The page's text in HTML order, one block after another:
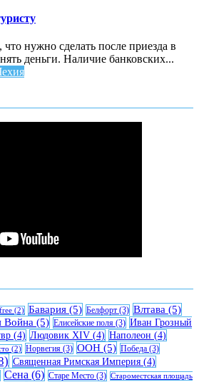
нужно сделать после приезда в
деньги. Наличие банковских...
(2) Бавария (5) Белфорт (3) Влтава (5)
Война (5) Елисейские поля (3) Иван Грозный
(4) Людовик XIV (4) Наполеон (4)
(2) Норвегия (3) ООН (5) Победа (3)
Священная Римская Империя (4)
Сена (6) Старе Место (3) Староместская площадь